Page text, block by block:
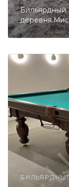
Бильярдный
деревня